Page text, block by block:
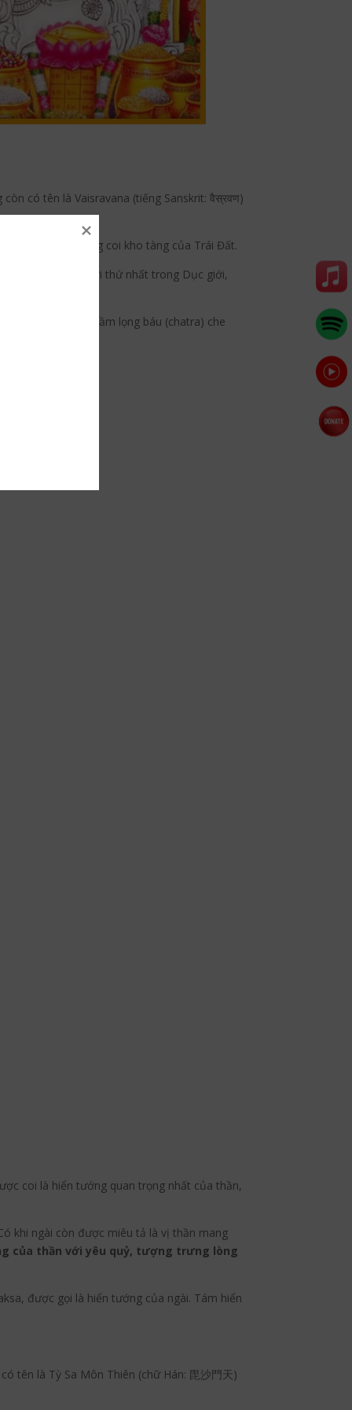
có tên là Vaisravana (tiếng Sanskrit: वैस्रवण)
giàu sang và trông coi kho tàng của Trái Đất.
Bắc của cõi trời thứ nhất trong Dục giới,
mũ giáp, tay cầm lọng báu (chatra) che
coi là hiển tướng quan trọng nhất của thần,
khi ngài còn được miêu tả là vị thần mang
của thần với yêu quỷ, tượng trưng lòng
được gọi là hiển tướng của ngài. Tám hiển
tên là Tỳ Sa Môn Thiên (chữ Hán: 毘沙門天)